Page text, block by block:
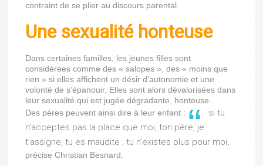
contraint de se plier au discours parental.
Une sexualité honteuse
Dans certaines familles, les jeunes filles sont
considérées comme des « salopes », des « moins que
rien » si elles affichent un désir d’autonomie et une
volonté de s’épanouir. Elles sont alors dévalorisées dans
leur sexualité qui est jugée dégradante, honteuse.
Des pères peuvent ainsi dire à leur enfant :
si tu
n’acceptes pas la place que moi, ton père, je
t’assigne, tu es maudite ; tu n’existes plus pour moi
précise Christian Besnard.